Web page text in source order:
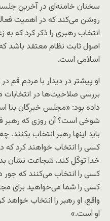
سخنان خامنه‌ای در آخرین
روشن می‌کند که در اهمیت
انتخاب رهبری را ذکر کرد که به
اصول ثابت نظام معتقد باشد
اسلامی است.
بررسی صلاحیت‌ها در
داده بود: «مجلس خبرگان بنا
شوخی است؟ آن روزی که رهبر
باید اینها رهبر انتخاب بکنند.
کسی را انتخاب خواهند کرد
خدا توکّل کند، شجاعت نشان
کسی را انتخاب می‌کنند که
کسی را شما می‌خواهید برای
واقع، او رهبر را انتخاب
او است.»